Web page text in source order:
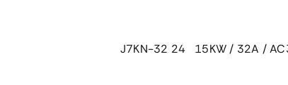
J7KN-32 24 15KW / 32A /